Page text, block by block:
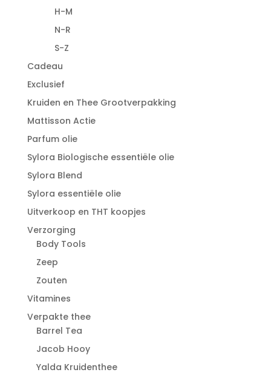
H-M
N-R
S-Z
Cadeau
Exclusief
Kruiden en Thee Grootverpakking
Mattisson Actie
Parfum olie
Sylora Biologische essentiële olie
Sylora Blend
Sylora essentiële olie
Uitverkoop en THT koopjes
Verzorging
Body Tools
Zeep
Zouten
Vitamines
Verpakte thee
Barrel Tea
Jacob Hooy
Yalda Kruidenthee